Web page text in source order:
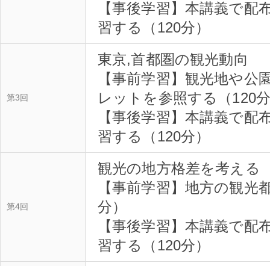
【事後学習】本講義で
習する（120分）
第3回
東京,首都圏の観光動向
【事前学習】観光地や
レットを参照する（120
【事後学習】本講義で
習する（120分）
第4回
観光の地方格差を考える
【事前学習】地方の観
分）
【事後学習】本講義で
習する（120分）